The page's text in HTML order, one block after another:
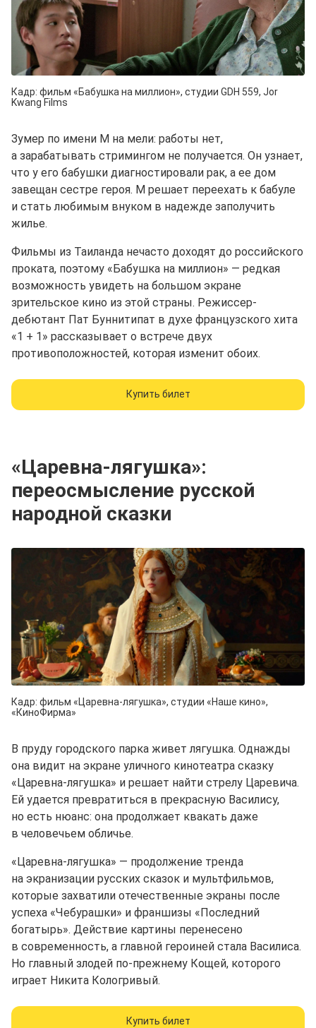
Кадр: фильм «Бабушка на миллион», студии GDH 559, Jor
Kwang Films
Зумер по имени М на мели: работы нет,
а зарабатывать стримингом не получается. Он узнает,
что у его бабушки диагностировали рак, а ее дом
завещан сестре героя. М решает переехать к бабуле
и стать любимым внуком в надежде заполучить
жилье.
Фильмы из Таиланда нечасто доходят до российского
проката, поэтому «Бабушка на миллион» — редкая
возможность увидеть на большом экране
зрительское кино из этой страны. Режиссер-
дебютант Пат Буннитипат в духе французского хита
«1 + 1» рассказывает о встрече двух
противоположностей, которая изменит обоих.
Купить билет
«Царевна-лягушка»:
переосмысление русской
народной сказки
Кадр: фильм «Царевна-лягушка», студии «Наше кино»,
«КиноФирма»
В пруду городского парка живет лягушка. Однажды
она видит на экране уличного кинотеатра сказку
«Царевна-лягушка» и решает найти стрелу Царевича.
Ей удается превратиться в прекрасную Василису,
но есть нюанс: она продолжает квакать даже
в человечьем обличье.
«Царевна-лягушка» — продолжение тренда
на экранизации русских сказок и мультфильмов,
которые захватили отечественные экраны после
успеха «Чебурашки» и франшизы «Последний
богатырь». Действие картины перенесено
в современность, а главной героиней стала Василиса.
Но главный злодей по⁠-⁠прежнему Кощей, которого
играет Никита Кологривый.
Купить билет